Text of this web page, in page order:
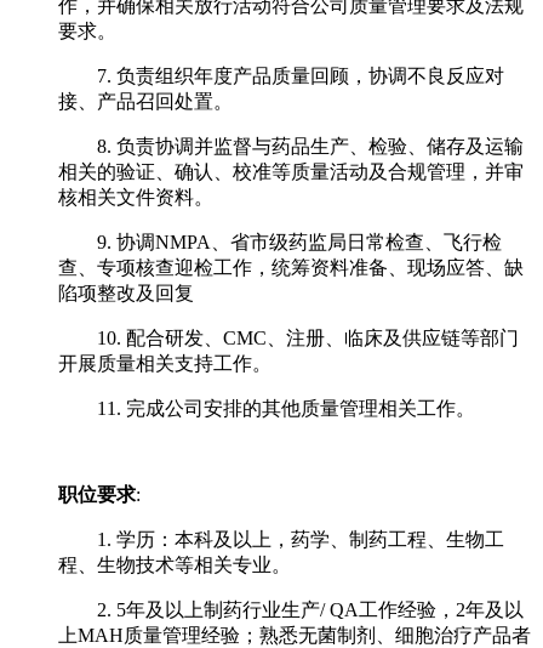
作，并确保相关放行活动符合公司质量管理要求及法规
要求。
7. 负责组织年度产品质量回顾，协调不良反应对
接、产品召回处置。
8. 负责协调并监督与药品生产、检验、储存及运输
相关的验证、确认、校准等质量活动及合规管理，并审
核相关文件资料。
9. 协调NMPA、省市级药监局日常检查、飞行检
查、专项核查迎检工作，统筹资料准备、现场应答、缺
陷项整改及回复
10. 配合研发、CMC、注册、临床及供应链等部门
开展质量相关支持工作。
11. 完成公司安排的其他质量管理相关工作。
职位要求:
1. 学历：本科及以上，药学、制药工程、生物工
程、生物技术等相关专业。
2. 5年及以上制药行业生产/ QA工作经验，2年及以
上MAH质量管理经验；熟悉无菌制剂、细胞治疗产品者